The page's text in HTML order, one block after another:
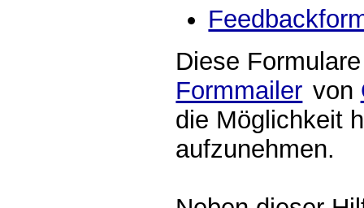
Diese
Formmailer von
die Möglichkeit
aufzunehmen.